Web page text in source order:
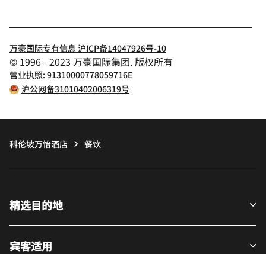
万豪国际专有信息 沪ICP备14047926号-10
© 1996 - 2023 万豪国际集团. 版权所有
营业执照: 91310000778059716E
沪公网备31010402006319号
科伦坡万怡酒店 餐饮
精选目的地
宾客适用